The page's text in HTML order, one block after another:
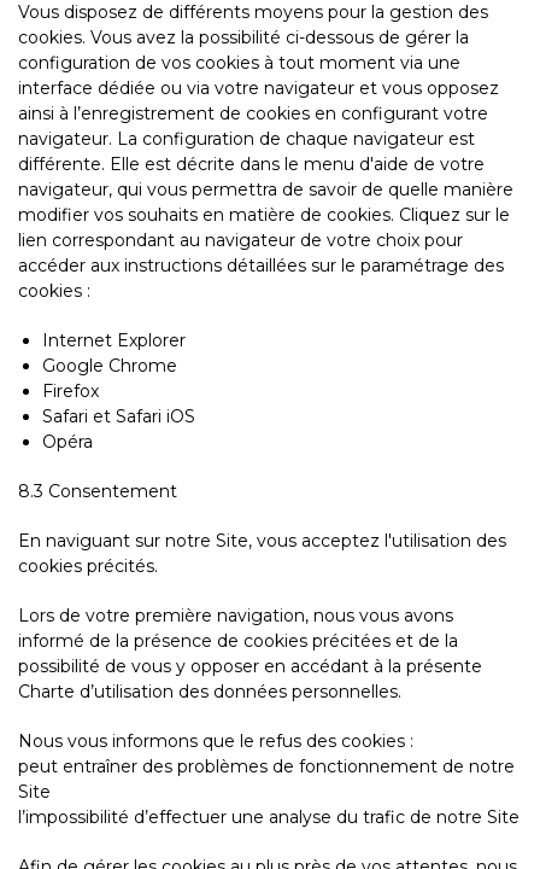
Vous disposez de différents moyens pour la gestion des
cookies. Vous avez la possibilité ci-dessous de gérer la
configuration de vos cookies à tout moment via une
interface dédiée ou via votre navigateur et vous opposez
ainsi à l’enregistrement de cookies en configurant votre
navigateur. La configuration de chaque navigateur est
différente. Elle est décrite dans le menu d'aide de votre
navigateur, qui vous permettra de savoir de quelle manière
modifier vos souhaits en matière de cookies. Cliquez sur le
lien correspondant au navigateur de votre choix pour
accéder aux instructions détaillées sur le paramétrage des
cookies :
Internet Explorer
Google Chrome
Firefox
Safari et Safari iOS
Opéra
8.3 Consentement
En naviguant sur notre Site, vous acceptez l'utilisation des
cookies précités.
Lors de votre première navigation, nous vous avons
informé de la présence de cookies précitées et de la
possibilité de vous y opposer en accédant à la présente
Charte d’utilisation des données personnelles.
Nous vous informons que le refus des cookies :
peut entraîner des problèmes de fonctionnement de notre
Site
l’impossibilité d’effectuer une analyse du trafic de notre Site